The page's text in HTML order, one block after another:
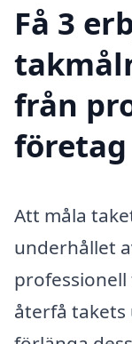
Få 3
från
företag
Att måla
underhållet
professionell
återfå